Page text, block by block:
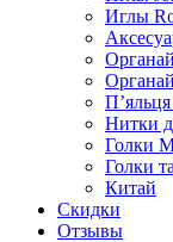
Иглы
Нитки
Голки
Голки
Китай
Скидки
Отзывы